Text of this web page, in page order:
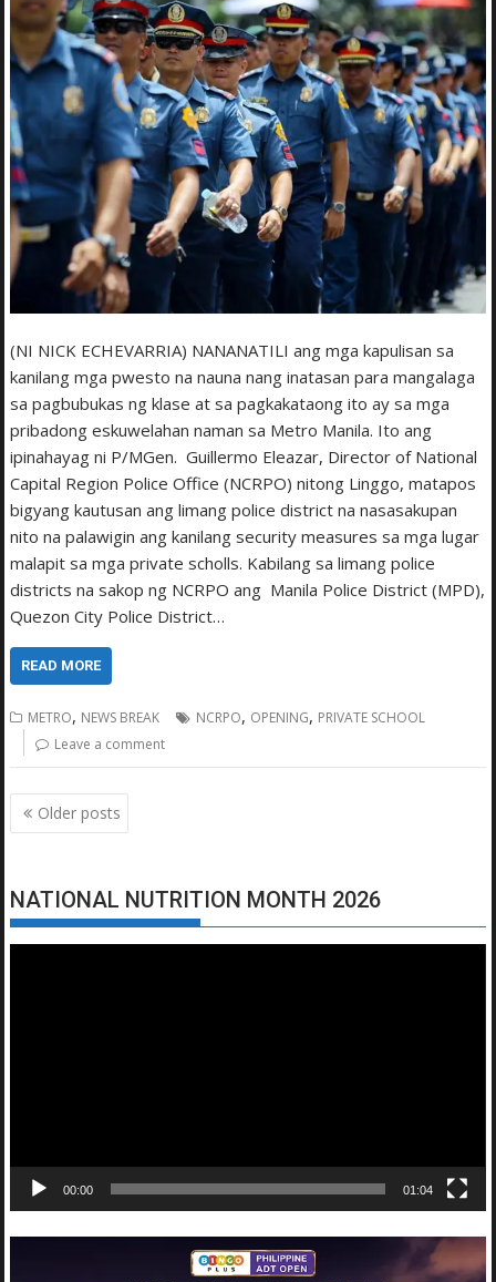
(NI NICK ECHEVARRIA) NANANATILI ang mga kapulisan sa
kanilang mga pwesto na nauna nang inatasan para mangalaga
sa pagbubukas ng klase at sa pagkakataong ito ay sa mga
pribadong eskuwelahan naman sa Metro Manila. Ito ang
ipinahayag ni P/MGen. Guillermo Eleazar, Director of National
Capital Region Police Office (NCRPO) nitong Linggo, matapos
bigyang kautusan ang limang police district na nasasakupan
nito na palawigin ang kanilang security measures sa mga lugar
malapit sa mga private scholls. Kabilang sa limang police
districts na sakop ng NCRPO ang Manila Police District (MPD),
Quezon City Police District…
READ MORE
METRO, NEWS BREAK NCRPO, OPENING, PRIVATE SCHOOL
Leave a comment
Posts
navigation
Older posts
NATIONAL NUTRITION MONTH 2026
00:00 01:04